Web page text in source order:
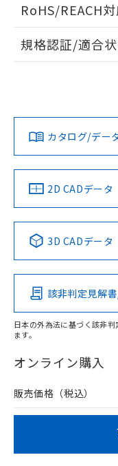
ドすることがで
ダウンロードデータ
みください。
ソフトウェアの使用条件
RoHS/REACH
EU RoHS 注意事
対応済み
中国 RoHS 注意事
Pb Hg
O
在庫等で未対応品が
問い合わせください。
規格認証/適合
カタログ/デー
2D CADデータ
3D CADデータ
該非判定見解
日本の外為法に基づく該非
ます。
オンライン購入
販売価格（税込）